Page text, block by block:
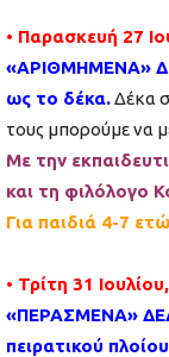
• Παρασκευή 27
«ΑΡΙΘΜΗΜΕΝΑ»
ως το δέκα.Δέκα
τους μπορούμε να
Με την
και τη φιλόλογο
Για παιδιά 4-7
• Τρίτη 31
«ΠΕΡΑΣΜΕΝΑ»
πειρατικού